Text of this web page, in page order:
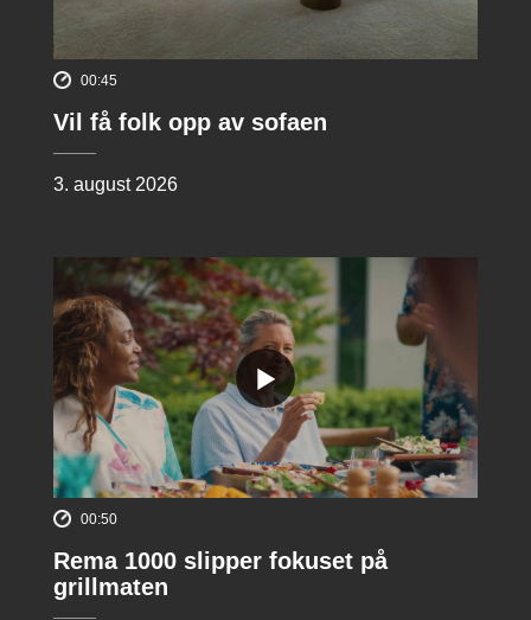
00:45
Vil få folk opp av sofaen
3. august 2026
00:50
Rema 1000 slipper fokuset på
grillmaten